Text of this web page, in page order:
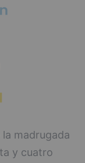
madrugada
y cuatro